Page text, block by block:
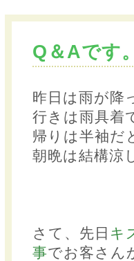
Q＆Aです。
昨日は雨が降
行きは雨具着
帰りは半袖だ
朝晩は結構涼
さて、先日 キ
事でお客さん